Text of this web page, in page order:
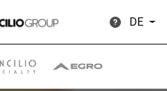
DE